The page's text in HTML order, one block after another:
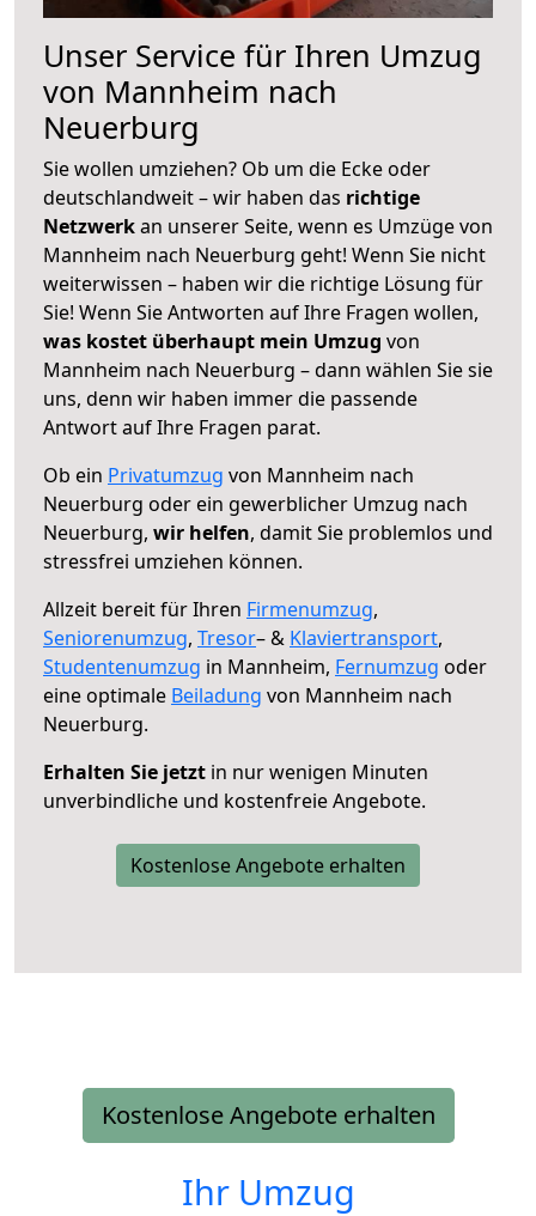
Unser Service für Ihren Umzug
von Mannheim nach
Neuerburg
Sie wollen umziehen? Ob um die Ecke oder
deutschlandweit – wir haben das richtige
Netzwerkan unserer Seite, wenn es Umzüge von
Mannheim nach Neuerburg geht! Wenn Sie nicht
weiterwissen – haben wir die richtige Lösung für
Sie! Wenn Sie Antworten auf Ihre Fragen wollen,
was kostet überhaupt mein Umzug von
Mannheim nach Neuerburg – dann wählen Sie sie
uns, denn wir haben immer die passende
Antwort auf Ihre Fragen parat.
Ob ein Privatumzug von Mannheim nach
Neuerburg oder ein gewerblicher Umzug nach
Neuerburg, wir helfen, damit Sie problemlos und
stressfrei umziehen können.
Allzeit bereit für Ihren Firmenumzug,
Seniorenumzug, Tresor– & Klaviertransport,
Studentenumzug in Mannheim, Fernumzug oder
eine optimale Beiladung von Mannheim nach
Neuerburg.
Erhalten Sie jetzt in nur wenigen Minuten
unverbindliche und kostenfreie Angebote.
Kostenlose Angebote erhalten
Kostenlose Angebote erhalten
Ihr Umzug